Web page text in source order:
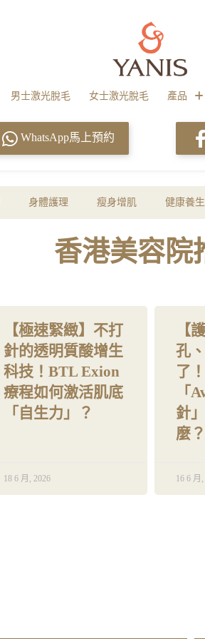
男士激光脫毛 女士激光脫毛 產品
WhatsApp馬上預約
身體護理 瘦身增肌 健康養生
香港美容院
【極速緊緻】不打
針的透明質酸增生
科技！BTL Exion
療程如何激活肌底
「自生力」？
18 6 月, 2026
【
孔
了
「
針
麼？
16 6 月